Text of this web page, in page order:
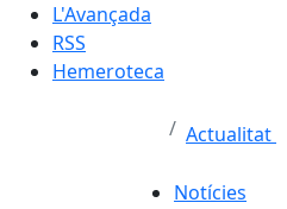
L'Avançada
RSS
Hemeroteca
Actualitat
Notícies